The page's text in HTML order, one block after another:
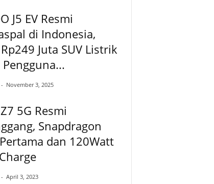
J5 EV Resmi
di Indonesia,
Juta SUV Listrik
- November 3, 2025
5G Resmi
Snapdragon
dan 120Watt
- April 3, 2023